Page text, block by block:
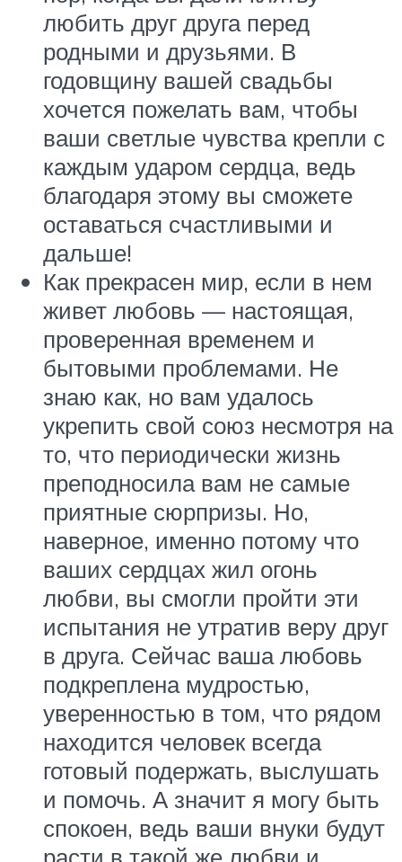
любить друг друга перед
родными и друзьями. В
годовщину вашей свадьбы
хочется пожелать вам, чтобы
ваши светлые чувства крепли с
каждым ударом сердца, ведь
благодаря этому вы сможете
оставаться счастливыми и
дальше!
Как прекрасен мир, если в нем
живет любовь — настоящая,
проверенная временем и
бытовыми проблемами. Не
знаю как, но вам удалось
укрепить свой союз несмотря на
то, что периодически жизнь
преподносила вам не самые
приятные сюрпризы. Но,
наверное, именно потому что
ваших сердцах жил огонь
любви, вы смогли пройти эти
испытания не утратив веру друг
в друга. Сейчас ваша любовь
подкреплена мудростью,
уверенностью в том, что рядом
находится человек всегда
готовый подержать, выслушать
и помочь. А значит я могу быть
спокоен, ведь ваши внуки будут